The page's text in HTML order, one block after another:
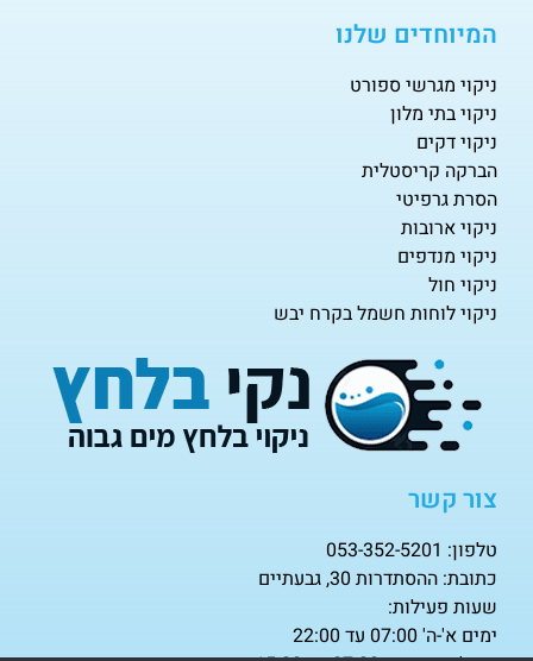
המיוחדים שלנו
ניקוי מגרשי ספורט
ניקוי בתי מלון
ניקוי דקים
הברקה קריסטלית
הסרת גרפיטי
ניקוי ארובות
ניקוי מנדפים
ניקוי חול
ניקוי לוחות חשמל בקרח יבש
צור קשר
טלפון: 053-352-5201
כתובת: ההסתדרות 30, גבעתיים
שעות פעילות:
ימים א'-ה' 07:00 עד 22:00